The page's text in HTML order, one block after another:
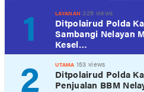
1 LAYANAN 326 views
Ditpolairud Polda
Sambangi Nelayan
Kesel…
2 UTAMA 153 views
Ditpolairud Polda
Penjualan BBM